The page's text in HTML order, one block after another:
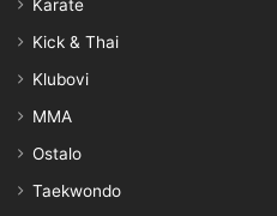
Karate
Kick & Thai
Klubovi
MMA
Ostalo
Taekwondo